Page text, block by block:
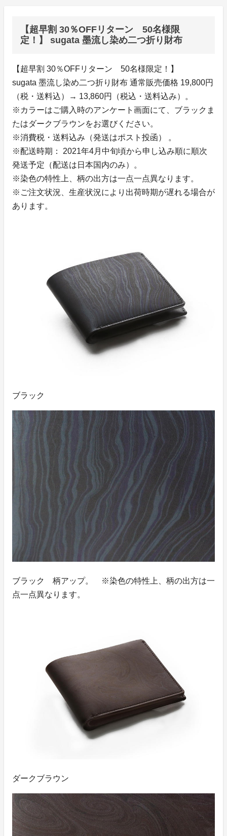
【超早割 30％OFFリターン 50名様限
定！】 sugata 墨流し染め二つ折り財布
【超早割 30％OFFリターン 50名様限定！】
sugata 墨流し染め二つ折り財布 通常販売価格 19,800円
（税・送料込）→ 13,860円（税込・送料込み）。
※カラーはご購入時のアンケート画面にて、ブラックま
たはダークブラウンをお選びください。
※消費税・送料込み（発送はポスト投函） 。
※配送時期： 2021年4月中旬頃から申し込み順に順次
発送予定（配送は日本国内のみ）。
※染色の特性上、柄の出方は一点一点異なります。
※ご注文状況、生産状況により出荷時期が遅れる場合が
あります。
ブラック
ブラック 柄アップ。 ※染色の特性上、柄の出方は一
点一点異なります。
ダークブラウン